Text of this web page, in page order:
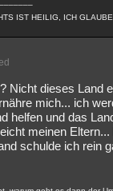
IST HEILIG, ICH
Nicht dieses Land
mich... ich
helfen und das
meinen
schulde ich rein